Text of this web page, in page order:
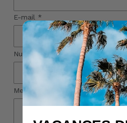
E-mail *
Numéro de téléphone
Message